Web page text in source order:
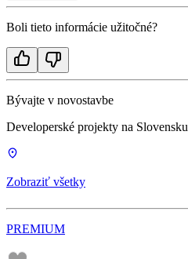
Boli tieto informácie užitočné?
Bývajte v novostavbe
Developerské projekty na Slovensku
Zobraziť všetky
PREMIUM